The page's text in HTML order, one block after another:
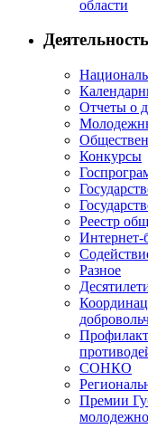
области
Деятельность
Отчеты о
Конкурсы
Реестр
Интернет-
Разное
СОНКО
Премии